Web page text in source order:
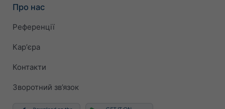
Про нас
Референції
Карʼєра
Контакти
Зворотний зв’язок